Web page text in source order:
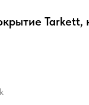
Tarkett,